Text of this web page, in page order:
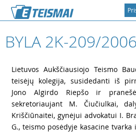
BYLA 2K-209/2006
Lietuvos Aukščiausiojo Teismo
teisėjų kolegija, susidedanti iš
Jono Algirdo Riepšo ir
sekretoriaujant M. Čiučiulkai,
Kriščiūnaitei, gynėjui advokatui I.
G., teismo posėdyje kasacine